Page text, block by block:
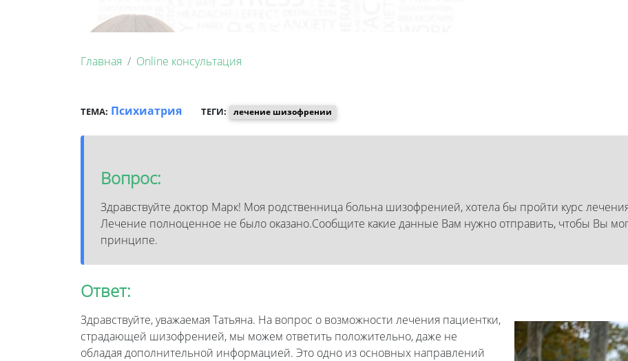
Главная Online консультация
ТЕМА: Психиатрия ТЕГИ: лечение шизофрении
Вопрос:
Здравствуйте доктор Марк! Моя родственница больна шизофренией, хотела бы пройти курс
Лечение полноценное не было оказано.Сообщите какие данные Вам нужно отправить, чтобы Вы
принципе.
Ответ:
Здравствуйте, уважаемая Татьяна. На вопрос о возможности лечения пациентки,
страдающей шизофренией, мы можем ответить положительно, даже не
обладая дополнительной информацией. Это одно из основных направлений